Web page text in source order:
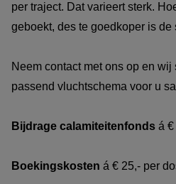
per traject. Dat varieert sterk.
geboekt, des te goedkoper is de
Neem contact met ons op en
passend vluchtschema voor u
Bijdrage calamiteitenfonds á €
Boekingskosten á € 25,- per